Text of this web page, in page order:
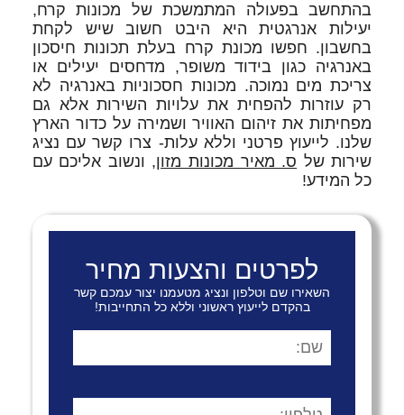
בהתחשב בפעולה המתמשכת של מכונות קרח,
יעילות אנרגטית היא היבט חשוב שיש לקחת
בחשבון. חפשו מכונת קרח בעלת תכונות חיסכון
באנרגיה כגון בידוד משופר, מדחסים יעילים או
צריכת מים נמוכה. מכונות חסכוניות באנרגיה לא
רק עוזרות להפחית את עלויות השירות אלא גם
מפחיתות את זיהום האוויר ושמירה על כדור הארץ
שלנו. לייעוץ פרטני וללא עלות- צרו קשר עם נציג
שירות של ס. מאיר מכונות מזון, ונשוב אליכם עם
כל המידע!
לפרטים והצעות מחיר
השאירו שם וטלפון ונציג מטעמנו יצור עמכם קשר
בהקדם לייעוץ ראשוני וללא כל התחייבות!